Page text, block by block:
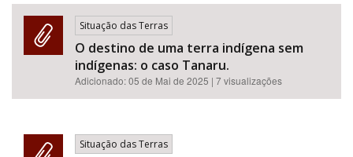
Subtema
Área de Levantamento
Situação das Terras
O destino de uma terra indígena sem
indígenas: o caso Tanaru.
Adicionado:05 de Mai de 2025 | 7 visualizações
Situação das Terras